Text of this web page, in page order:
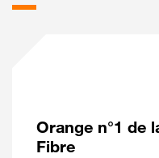
Orange n°1 de
Fibre